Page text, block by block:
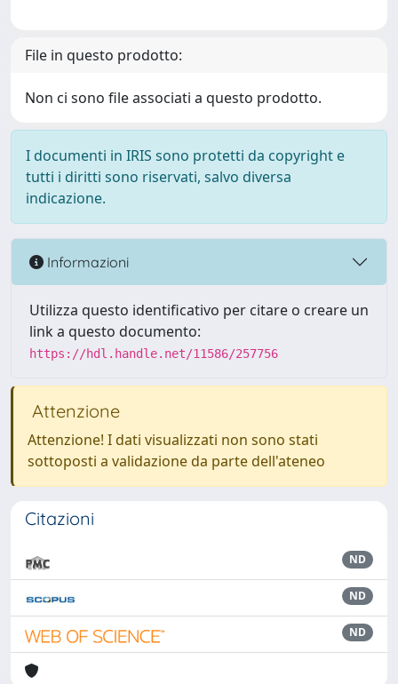
File in questo prodotto:
Non ci sono file associati a questo prodotto.
I documenti in IRIS sono protetti da copyright e
tutti i diritti sono riservati, salvo diversa
indicazione.
Informazioni
Utilizza questo identificativo per citare o creare un
link a questo documento:
https://hdl.handle.net/11586/257756
Attenzione
Attenzione! I dati visualizzati non sono stati
sottoposti a validazione da parte dell'ateneo
Citazioni
ND
ND
ND